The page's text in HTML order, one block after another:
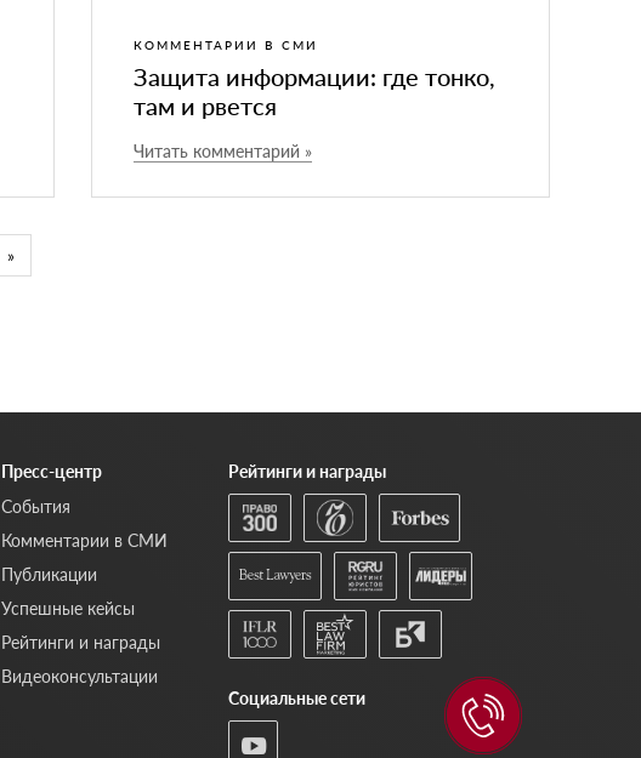
КОММЕНТАРИИ В СМИ
Защита информации: где тонко,
там и рвется
Читать комментарий »
»
Пресс-центр
События
Комментарии в СМИ
Публикации
Успешные кейсы
Рейтинги и награды
Видеоконсультации
Рейтинги и награды
Социальные сети